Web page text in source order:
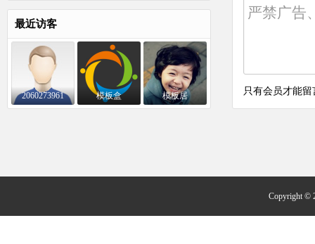
最近访客
2060273961 模板盒 模板居 只有会员才能留
Copyright ©